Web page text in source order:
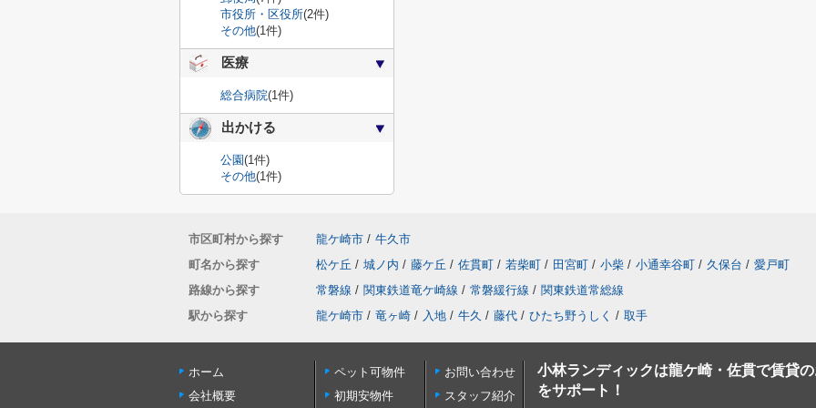
市役所・区役所(2件)
その他(1件)
医療
総合病院(1件)
出かける
公園(1件)
その他(1件)
市区町村から探す 龍ケ崎市 / 牛久市
町名から探す
松ケ丘 / 城ノ内 / 藤ケ丘 / 佐貫町 / 若柴町 / 田宮町 / 小柴 / 小通幸谷町 / 久保台 / 愛戸町
路線から探す
常磐線 / 関東鉄道竜ケ崎線 / 常磐緩行線 / 関東鉄道常総線
駅から探す
龍ケ崎市 / 竜ヶ崎 / 入地 / 牛久 / 藤代 / ひたち野うしく / 取手
ホーム
会社概要
ペット可物件
初期安物件
お問い合わせ
スタッフ紹介
小林ランディックは龍ケ崎・佐貫で賃貸
をサポート！